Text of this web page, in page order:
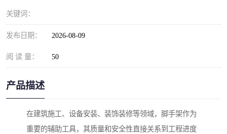
关键词：
发布日期： 2026-08-09
阅 读 量： 50
产品描述
在建筑施工、设备安装、装饰装修等领域，脚手架作为
重要的辅助工具，其质量和安全性直接关系到工程进度